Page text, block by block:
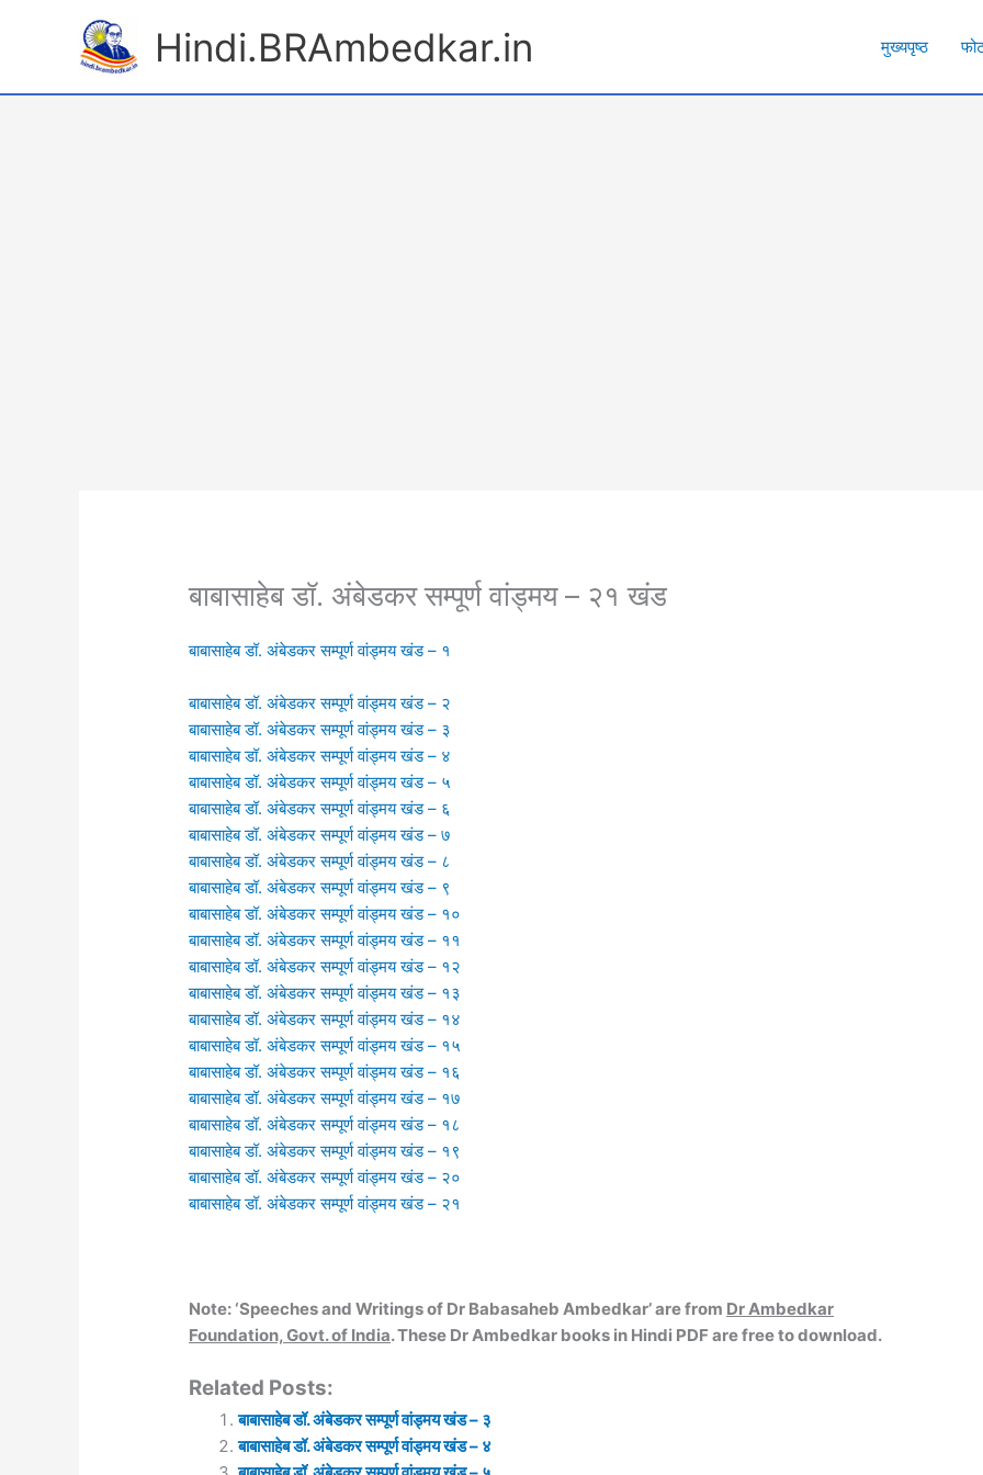
Hindi.BRAmbedkar.in मुख्यपृष्ठ
बाबासाहेब डॉ. अंबेडकर सम्पूर्ण वांड्मय – २१ खंड
बाबासाहेब डॉ. अंबेडकर सम्पूर्ण वांड्मय खंड – १
बाबासाहेब डॉ. अंबेडकर सम्पूर्ण वांड्मय खंड – २
बाबासाहेब डॉ. अंबेडकर सम्पूर्ण वांड्मय खंड – ३
बाबासाहेब डॉ. अंबेडकर सम्पूर्ण वांड्मय खंड – ४
बाबासाहेब डॉ. अंबेडकर सम्पूर्ण वांड्मय खंड – ५
बाबासाहेब डॉ. अंबेडकर सम्पूर्ण वांड्मय खंड – ६
बाबासाहेब डॉ. अंबेडकर सम्पूर्ण वांड्मय खंड – ७
बाबासाहेब डॉ. अंबेडकर सम्पूर्ण वांड्मय खंड – ८
बाबासाहेब डॉ. अंबेडकर सम्पूर्ण वांड्मय खंड – ९
बाबासाहेब डॉ. अंबेडकर सम्पूर्ण वांड्मय खंड – १०
बाबासाहेब डॉ. अंबेडकर सम्पूर्ण वांड्मय खंड – ११
बाबासाहेब डॉ. अंबेडकर सम्पूर्ण वांड्मय खंड – १२
बाबासाहेब डॉ. अंबेडकर सम्पूर्ण वांड्मय खंड – १३
बाबासाहेब डॉ. अंबेडकर सम्पूर्ण वांड्मय खंड – १४
बाबासाहेब डॉ. अंबेडकर सम्पूर्ण वांड्मय खंड – १५
बाबासाहेब डॉ. अंबेडकर सम्पूर्ण वांड्मय खंड – १६
बाबासाहेब डॉ. अंबेडकर सम्पूर्ण वांड्मय खंड – १७
बाबासाहेब डॉ. अंबेडकर सम्पूर्ण वांड्मय खंड – १८
बाबासाहेब डॉ. अंबेडकर सम्पूर्ण वांड्मय खंड – १९
बाबासाहेब डॉ. अंबेडकर सम्पूर्ण वांड्मय खंड – २०
बाबासाहेब डॉ. अंबेडकर सम्पूर्ण वांड्मय खंड – २१
Note: ‘Speeches and Writings of Dr Babasaheb Ambedkar’ are from Dr Ambedkar
Foundation, Govt. of India. These Dr Ambedkar books in Hindi PDF are free to download.
Related Posts:
बाबासाहेब डॉ. अंबेडकर सम्पूर्ण वांड्मय खंड – ३
बाबासाहेब डॉ. अंबेडकर सम्पूर्ण वांड्मय खंड – ४